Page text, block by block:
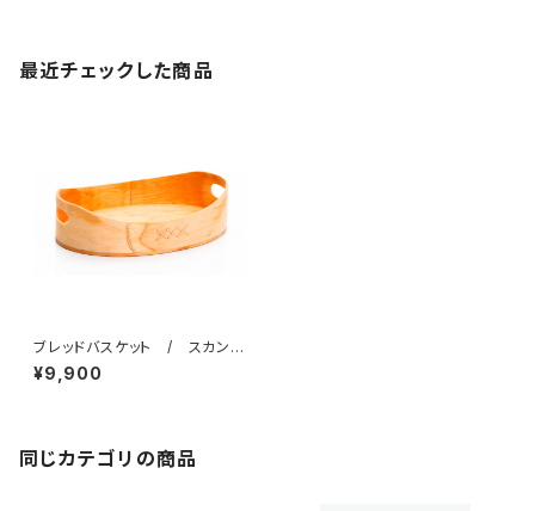
最近チェックした商品
ブレッドバスケット / スカンジ
ナビスク・ヘムスロイド
¥9,900
同じカテゴリの商品